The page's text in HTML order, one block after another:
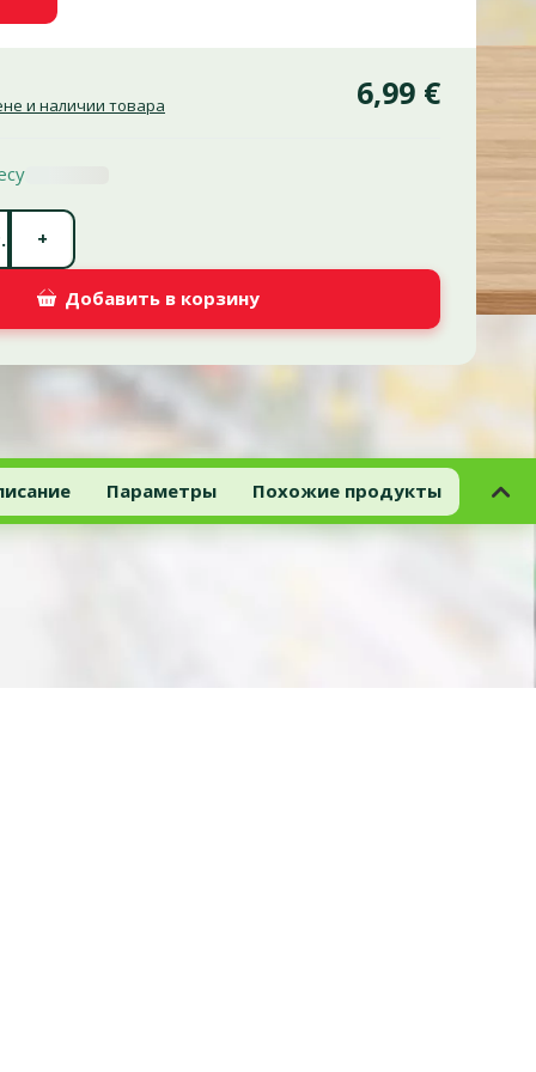
и наличии товара 6,99 €
+
Добавить в корзину
Параметры Похожие продукты